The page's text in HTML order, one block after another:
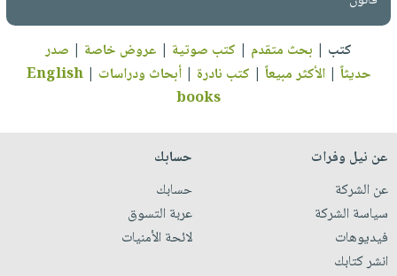
كتب | بحث متقدم | كتب صوتية | عروض خاصة | صدر
حديثاً |الأكثر مبيعاً | كتب نادرة |أبحاث ودراسات |
English
books
عن نيل وفرات
عن الشركة
سياسة الشركة
فيديوهات
انشر كتابك
حسابك
حسابك
عربة التسوق
لائحة الأمنيات